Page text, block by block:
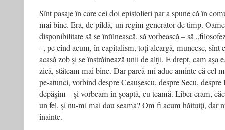
Sînt pasaje în care cei doi epistolieri par a spune că în
mai bine. Era, de pildă, un regim generator de timp.
disponibilitate să se întîlnească, să vorbească – să
–, pe cînd acum, în capitalism, toţi aleargă, muncesc, sînt
acasă zob şi se înstrăinează unii de alţii. E drept, cam aşa
zică, stăteam mai bine. Dar parcă-mi aduc aminte că cel
pe-atunci, vorbind despre Ceauşescu, despre Secu,
depăşim – şi vorbeam în şoaptă, cu teamă. Liber eram,
un fel, şi nu-mi mai dau seama? Om fi acum hăituiţi, dar
înainte.